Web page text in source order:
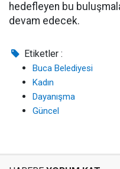
hedefleyen bu
devam edecek.
Etiketler :
Buca Belediyesi
Kadın
Dayanışma
Güncel